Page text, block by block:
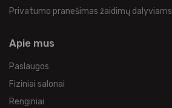
Privatumo pranešimas žaidimų dalyviams
Apie mus
Paslaugos
Fiziniai salonai
Renginiai